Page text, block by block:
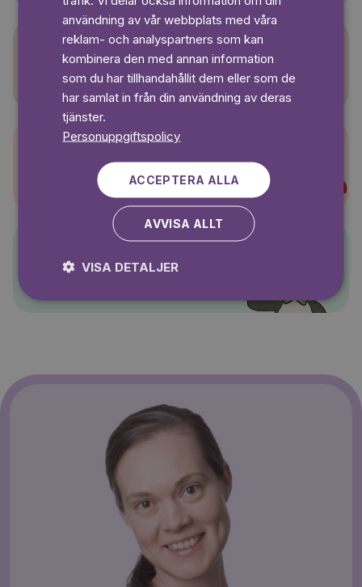
Sagasagor
Super-Charlie
Pelle Svanslös
användning av vår webbplats med våra
reklam- och analyspartners som kan
kombinera den med annan information
som du har tillhandahållit dem eller som de
har samlat in från din användning av deras
tjänster.
Personuppgiftspolicy
ACCEPTERA ALLA
AVVISA ALLT
VISA DETALJER